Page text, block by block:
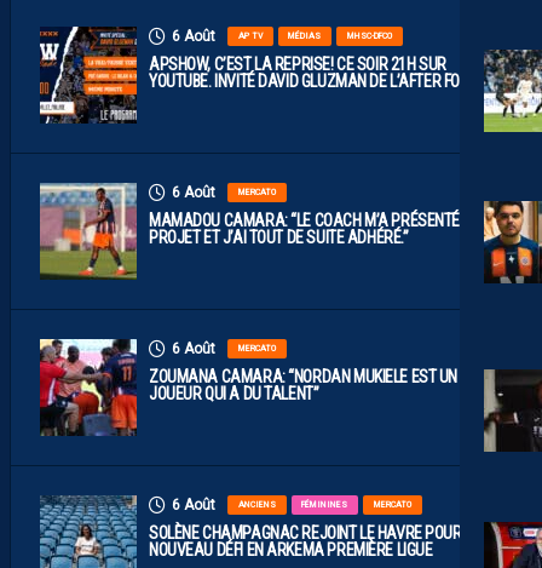
6 Août AP TV MÉDIAS MHSC-DFCO
APSHOW, C’EST LA REPRISE! CE SOIR 21H SUR
YOUTUBE. INVITÉ DAVID GLUZMAN DE L’AFTER FOOT.
6 Août MERCATO
MAMADOU CAMARA: “LE COACH M’A PRÉSENTÉ LE
PROJET ET J’AI TOUT DE SUITE ADHÉRÉ.”
6 Août MERCATO
ZOUMANA CAMARA: “NORDAN MUKIELE EST UN
JOUEUR QUI A DU TALENT”
6 Août ANCIENS FÉMININES MERCATO
SOLÈNE CHAMPAGNAC REJOINT LE HAVRE POUR UN
NOUVEAU DÉFI EN ARKEMA PREMIÈRE LIGUE